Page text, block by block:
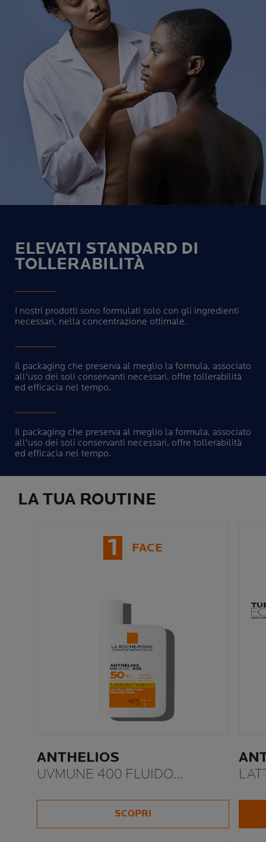
ELEVATI STANDARD DI
TOLLERABILITÀ
I nostri prodotti sono formulati solo con gli ingredienti
necessari, nella concentrazione ottimale.
Il packaging che preserva al meglio la formula, associato
all'uso dei soli conservanti necessari, offre tollerabilità
ed efficacia nel tempo.
Il packaging che preserva al meglio la formula, associato
all'uso dei soli conservanti necessari, offre tollerabilità
ed efficacia nel tempo.
LA TUA ROUTINE
1 FACE
ANTHELIOS
UVMUNE 400 FLUIDO
SCOPRI